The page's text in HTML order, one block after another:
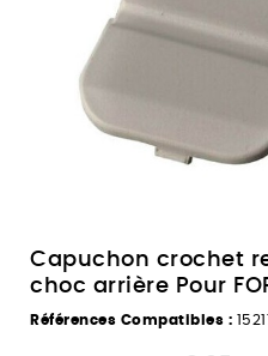
Capuchon crochet
choc arrière Pour
Références Compatibles :